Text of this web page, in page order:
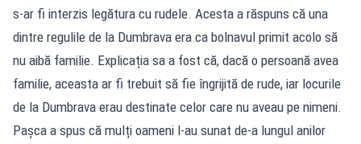
s-ar fi interzis legătura cu rudele. Acesta a răspuns că una
dintre regulile de la Dumbrava era ca bolnavul primit acolo să
nu aibă familie. Explicația sa a fost că, dacă o persoană avea
familie, aceasta ar fi trebuit să fie îngrijită de rude, iar locurile
de la Dumbrava erau destinate celor care nu aveau pe nimeni.
Pașca a spus că mulți oameni l-au sunat de-a lungul anilor